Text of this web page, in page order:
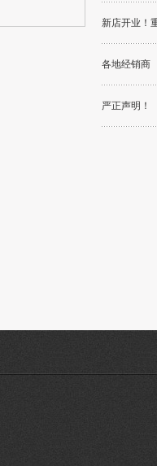
新店开业！
各地经销商
严正声明！